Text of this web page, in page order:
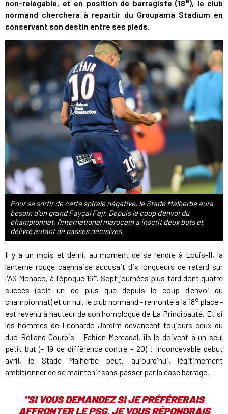
non-relégable, et en position de barragiste (18 ), le club
normand cherchera à repartir du Groupama Stadium en
conservant son destin entre ses pieds.
Pour se sortir de cette spirale négative, le Stade Malherbe aura
besoin d'un grand Fayçal Fajr. Depuis le coup d'envoi du
championnat, l'international marocain a inscrit deux buts et
délivré autant de passes décisives.
Il y a un mois et demi, au moment de se rendre à Louis-II, la
lanterne rouge caennaise accusait dix longueurs de retard sur
l'AS Monaco, à l'époque 16e. Sept journées plus tard dont quatre
succès (soit un de plus que depuis le coup d'envoi du
championnat) et un nul, le club normand - remonté à la 18e place -
est revenu à hauteur de son homologue de La Principauté. Et si
les hommes de Leonardo Jardim devancent toujours ceux du
duo Rolland Courbis - Fabien Mercadal, ils le doivent à un seul
petit but (- 19 de différence contre - 20) ! Inconcevable début
avril, le Stade Malherbe peut, aujourd'hui, légitimement
ambitionner de se maintenir sans passer par la case barrage.
"SI VOUS DEMANDEZ SI JE PRÉFÉRERAIS
AFFRONTER LE PSG, JE VOUS RÉPONDRAIS